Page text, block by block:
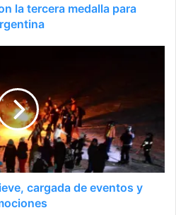
la tercera medalla para
cargada de eventos y